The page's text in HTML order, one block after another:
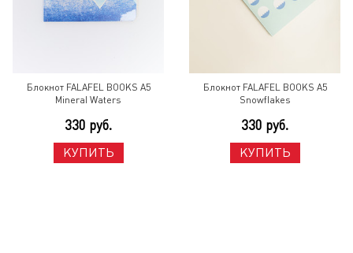
Блокнот FALAFEL BOOKS A5
Mineral Waters
330 руб.
КУПИТЬ
Блокнот FALAFEL BOOKS A5
Snowflakes
330 руб.
КУПИТЬ